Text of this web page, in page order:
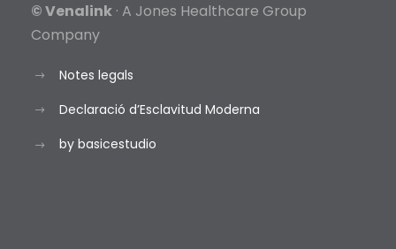
© Venalink · A Jones Healthcare Group
Company
Notes legals
Declaració d’Esclavitud Moderna
by basicestudio